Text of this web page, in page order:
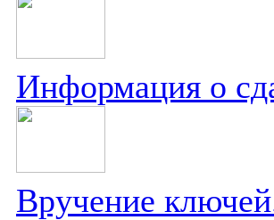
Информация о
Вручение